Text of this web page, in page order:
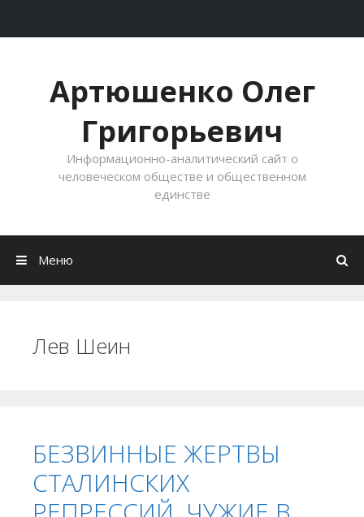
Артюшенко Олег
Григорьевич
Информационно-аналитический сайт о
человеческом обществе и общественном
единстве
Меню
Лев Шеин
БЕЗВИННЫЕ ЖЕРТВЫ
СТАЛИНСКИХ